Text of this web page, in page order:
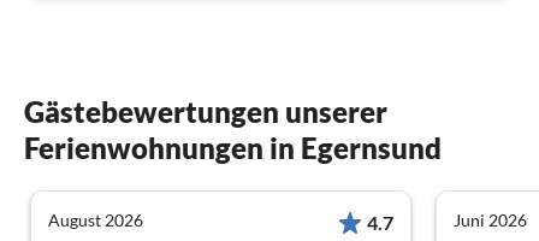
Gästebewertungen unserer
Ferienwohnungen in Egernsund
August 2026 4.7 Juni 2026